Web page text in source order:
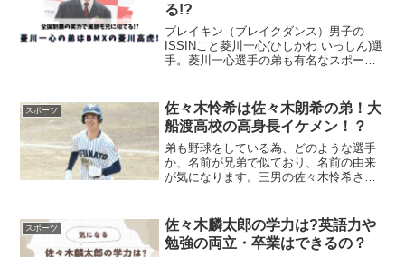
る!?
ブレイキン（ブレイクダンス）男子の
ISSINこと菱川一心(ひしかわ いっしん)選
手。菱川一心選手の弟も有名なスポーツ
た！菱川一心の弟は菱川高虎菱川一心さ
んの弟は、なんとB...
スポーツ
佐々木怜希は佐々木朗希の弟！大
船渡高校の高身長イケメン！？
弟も野球をしている為、どのような選手
か、名前が兄弟で似ており、名前の由来
が気になります。三男の佐々木怜希さん
中！
スポーツ
佐々木麟太郎の学力は?英語力や
勉強の両立・卒業はできるの？